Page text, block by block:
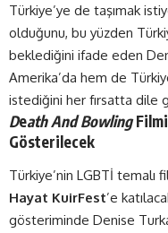
Türkiye’ye de taşımak
olduğunu, bu yüzden
beklediğini ifade eden
Amerika’da hem de
istediğini her fırsatta dile
Death And BowlingFilmi
Gösterilecek
Türkiye’nin LGBTİ
Hayat KuirFest’e
gösteriminde Denise